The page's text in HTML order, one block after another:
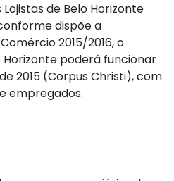
de Belo Horizonte
dispõe a
2015/2016, o
poderá funcionar
2015 (Corpus Christi), com
empregados.